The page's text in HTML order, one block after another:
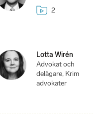
2
Lotta Wirén
Advokat och
delägare, Krim
advokater